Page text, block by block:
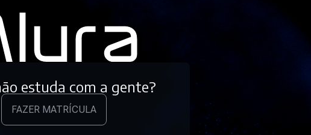
estuda com a gente?
FAZER MATRÍCULA